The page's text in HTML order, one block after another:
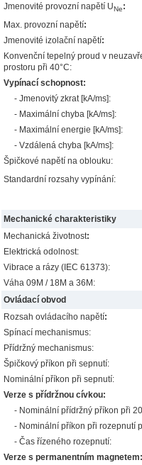
Jmenovité provozní napětí UNe:
Max. provozní napětí:
Jmenovité izolační napětí:
Konvenční tepelný proud v
prostoru při 40°C:
Vypínací schopnost:
- Jmenovitý zkrat [kA/ms]:
- Maximální chyba [kA/ms]:
- Maximální energie [kA/ms]:
- Vzdálená chyba [kA/ms]:
Špičkové napětí na oblouku:
Standardní rozsahy vypínání:
Mechanické charakteristiky
Mechanická životnost:
Elektrická odolnost:
Vibrace a rázy (IEC 61373):
Váha 09M / 18M a 36M:
Ovládací obvod
Rozsah ovládacího napětí:
Spínací mechanismus:
Přídržný mechanismus:
Špičkový příkon při sepnutí:
Nominální příkon při sepnutí:
Verze s přídržnou cívkou:
- Nominální přídržný příkon při
- Nominální příkon při rozepnutí
- Čas řízeného rozepnutí:
Verze s permanentním magnetem: